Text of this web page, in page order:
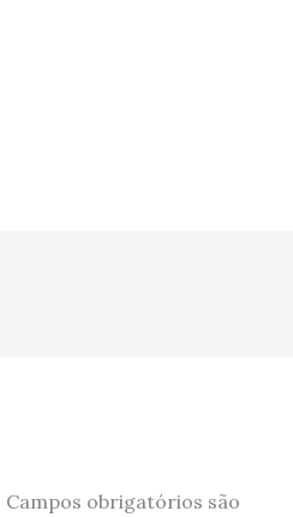
Campos obrigatórios são